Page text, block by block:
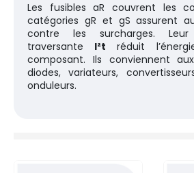
Les fusibles aR couvrent les
catégories gR et gS assurent
contre les surcharges.
traversante I²t réduit
composant. Ils conviennent
diodes, variateurs,
onduleurs.